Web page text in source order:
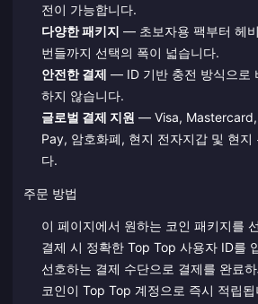
전이 가능합니다.
다양한 패키지 — 초보자용 팩부터 헤
번들까지 선택의 폭이 넓습니다.
안전한 결제 — ID 기반 충전 방식으로
하지 않습니다.
글로벌 결제 지원 — Visa,
Pay, 암호화폐, 현지 전자지갑 및 현지
다.
주문 방법
이 페이지에서 원하는 코인 패키지를
결제 시 정확한 Top Top 사용자 ID를
선호하는 결제 수단으로 결제를 완료
코인이 Top Top 계정으로 즉시 적립